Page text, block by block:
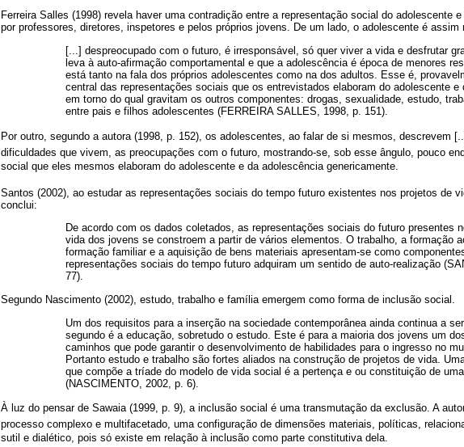
Ferreira Salles (1998) revela haver uma contradição entre a representação social do adolescente
por professores, diretores, inspetores e pelos próprios jovens. De um lado, o adolescente é assim
[...] despreocupado com o futuro, é irresponsável, só quer viver a vida e desfrutar
leva à auto-afirmação comportamental e que a adolescência é época de menores
está tanto na fala dos próprios adolescentes como na dos adultos. Esse é,
central das representações sociais que os entrevistados elaboram do adolescente e
em torno do qual gravitam os outros componentes: drogas, sexualidade, estudo,
entre pais e filhos adolescentes (FERREIRA SALLES, 1998, p. 151).
Por outro, segundo a autora (1998, p. 152), os adolescentes, ao falar de si mesmos, descrevem
dificuldades que vivem, as preocupações com o futuro, mostrando-se, sob esse ângulo, pouco
social que eles mesmos elaboram do adolescente e da adolescência genericamente.
Santos (2002), ao estudar as representações sociais do tempo futuro existentes nos projetos de
conclui:
De acordo com os dados coletados, as representações sociais do futuro presentes
vida dos jovens se constroem a partir de vários elementos. O trabalho, a formação
formação familiar e a aquisição de bens materiais apresentam-se como
representações sociais do tempo futuro adquiram um sentido de auto-realização
77).
Segundo Nascimento (2002), estudo, trabalho e família emergem como forma de inclusão social.
Um dos requisitos para a inserção na sociedade contemporânea ainda continua a
segundo é a educação, sobretudo o estudo. Este é para a maioria dos jovens um
caminhos que pode garantir o desenvolvimento de habilidades para o ingresso no
Portanto estudo e trabalho são fortes aliados na construção de projetos de vida.
que compõe a tríade do modelo de vida social é a pertença e ou constituição de
(NASCIMENTO, 2002, p. 6).
À luz do pensar de Sawaia (1999, p. 9), a inclusão social é uma transmutação da exclusão. A
processo complexo e multifacetado, uma configuração de dimensões materiais, políticas,
sutil e dialético, pois só existe em relação à inclusão como parte constitutiva dela.